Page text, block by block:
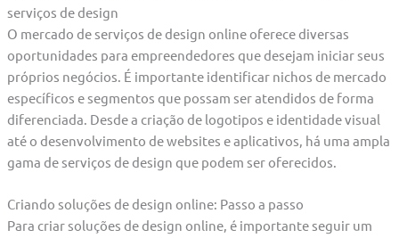
serviços de design
O mercado de serviços de design online oferece diversas
oportunidades para empreendedores que desejam iniciar seus
próprios negócios. É importante identificar nichos de mercado
específicos e segmentos que possam ser atendidos de forma
diferenciada. Desde a criação de logotipos e identidade visual
até o desenvolvimento de websites e aplicativos, há uma ampla
gama de serviços de design que podem ser oferecidos.
Criando soluções de design online: Passo a passo
Para criar soluções de design online, é importante seguir um